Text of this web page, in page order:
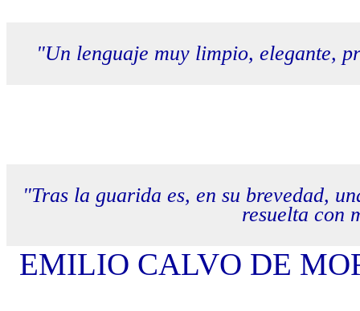
"Un lenguaje muy limpio, elegante,
"Tras la guarida es, en su brevedad,
resuelta con
EMILIO CALVO DE